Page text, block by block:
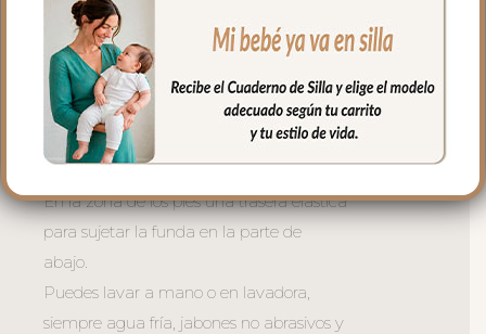
Las aberturas verticales en el respaldo y
ojales en el culete son aptas para la salida
de arenes de todo tipo de sillas.
Abertura en el centro de la funda para
permitir plegar las sillas que tienen cierre
de libro.
En la zona de los pies una trasera elástica
para sujetar la funda en la parte de
abajo.
Puedes lavar a mano o en lavadora,
siempre agua fría, jabones no abrasivos y